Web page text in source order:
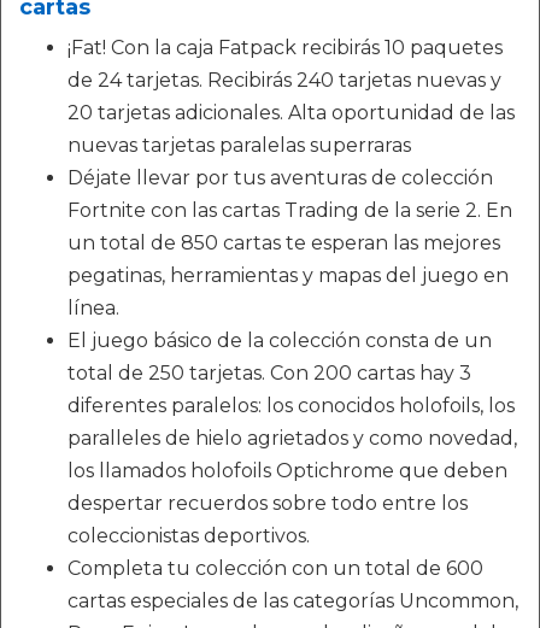
cartas
¡Fat! Con la caja Fatpack recibirás 10 paquetes
de 24 tarjetas. Recibirás 240 tarjetas nuevas y
20 tarjetas adicionales. Alta oportunidad de las
nuevas tarjetas paralelas superraras
Déjate llevar por tus aventuras de colección
Fortnite con las cartas Trading de la serie 2. En
un total de 850 cartas te esperan las mejores
pegatinas, herramientas y mapas del juego en
línea.
El juego básico de la colección consta de un
total de 250 tarjetas. Con 200 cartas hay 3
diferentes paralelos: los conocidos holofoils, los
paralleles de hielo agrietados y como novedad,
los llamados holofoils Optichrome que deben
despertar recuerdos sobre todo entre los
coleccionistas deportivos.
Completa tu colección con un total de 600
cartas especiales de las categorías Uncommon,